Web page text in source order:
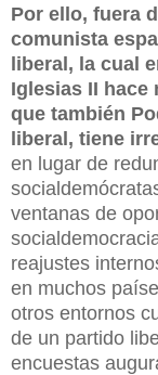
Por ello, fuera
comunista
liberal, la cual
Iglesias II hace
que también
liberal, tiene
en lugar de
ventanas de
reajustes
en muchos
otros entornos
de un partido
encuestas